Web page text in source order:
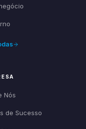
Nós
de Sucesso